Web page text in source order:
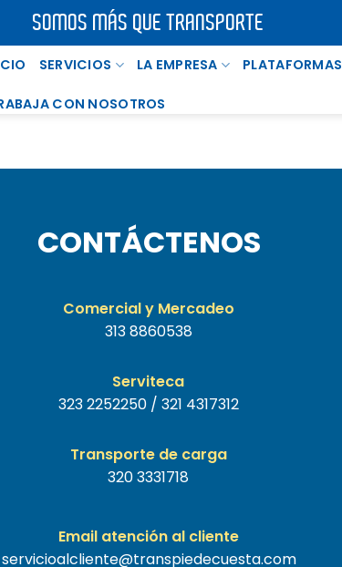
SOMOS MÁS QUE TRANSPORTE
SERVICIOS LA EMPRESA PLATAFORMAS
CON NOSOTROS
CONTÁCTENOS
Comercial y Mercadeo
313 8860538
Serviteca
323 2252250 / 321 4317312
Transporte de carga
320 3331718
Email atención al cliente
servicioalcliente@transpiedecuesta.com